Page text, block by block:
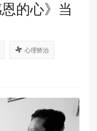
的心》当
心理矫治